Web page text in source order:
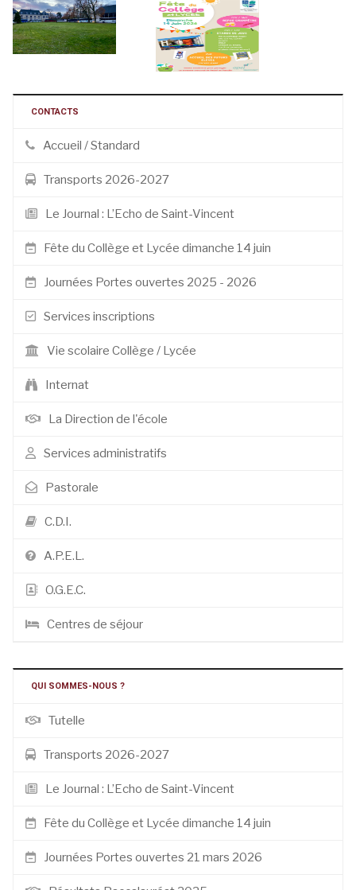
CONTACTS
Accueil / Standard
Transports 2026-2027
Le Journal : L’Echo de Saint-Vincent
Fête du Collège et Lycée dimanche 14 juin
Journées Portes ouvertes 2025 - 2026
Services inscriptions
Vie scolaire Collège / Lycée
Internat
La Direction de l'école
Services administratifs
Pastorale
C.D.I.
A.P.E.L.
O.G.E.C.
Centres de séjour
QUI SOMMES-NOUS ?
Tutelle
Transports 2026-2027
Le Journal : L’Echo de Saint-Vincent
Fête du Collège et Lycée dimanche 14 juin
Journées Portes ouvertes 21 mars 2026